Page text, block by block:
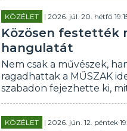
KÖZÉLET | 2026. júl. 20. hétfő
Közösen festették
hangulatát
Nem csak a művészek,
ragadhattak a MŰSZAK
szabadon fejezhette ki,
KÖZÉLET | 2026. jún. 12. péntek